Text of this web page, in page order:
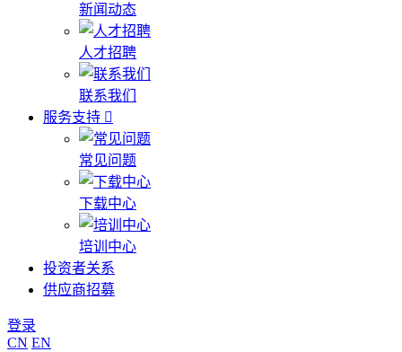
新闻动态
人才招聘
联系我们
服务支持
常见问题
下载中心
培训中心
投资者关系
供应商招募
登录
CN EN